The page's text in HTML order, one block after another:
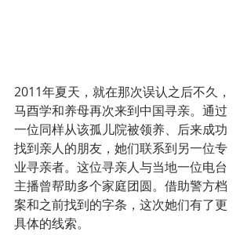
2011年夏天，就在那次误认之后不久，
马酉学和养母再次来到中国寻亲。通过
一位同样从该孤儿院被领养、后来成功
找到亲人的朋友，她们联系到另一位专
业寻亲者。这位寻亲人与当地一位电台
主播曾帮助多个家庭团圆。借助警方档
案和之前找到的字条，这次她们有了更
具体的线索。